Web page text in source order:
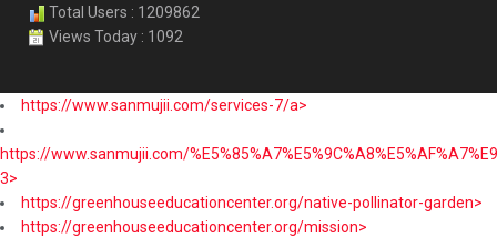
Total Users : 1209862
Views Today : 1092
https://www.sanmujii.com/services-7/a>
https://www.sanmujii.com/
3>
https://greenhouseeducationcenter.org/native-pollinator-garden>
https://greenhouseeducationcenter.org/mission>